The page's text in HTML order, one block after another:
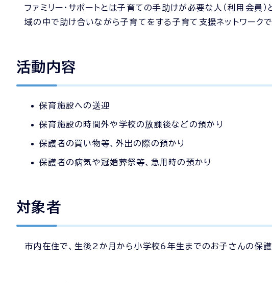
ファミリー・サポートとは子育ての手助けが必要な人（利用会員
域の中で助け合いながら子育てをする子育て支援ネットワークで
活動内容
保育施設への送迎
保育施設の時間外や学校の放課後などの預かり
保護者の買い物等、外出の際の預かり
保護者の病気や冠婚葬祭等、急用時の預かり
対象者
市内在住で、生後2か月から小学校6年生までのお子さんの保